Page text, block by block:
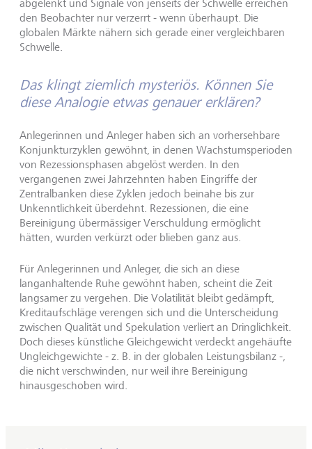
abgelenkt und Signale von jenseits der Schwelle erreichen
den Beobachter nur verzerrt - wenn überhaupt. Die
globalen Märkte nähern sich gerade einer vergleichbaren
Schwelle.
Das klingt ziemlich mysteriös. Können Sie
diese Analogie etwas genauer erklären?
Anlegerinnen und Anleger haben sich an vorhersehbare
Konjunkturzyklen gewöhnt, in denen Wachstumsperioden
von Rezessionsphasen abgelöst werden. In den
vergangenen zwei Jahrzehnten haben Eingriffe der
Zentralbanken diese Zyklen jedoch beinahe bis zur
Unkenntlichkeit überdehnt. Rezessionen, die eine
Bereinigung übermässiger Verschuldung ermöglicht
hätten, wurden verkürzt oder blieben ganz aus.
Für Anlegerinnen und Anleger, die sich an diese
langanhaltende Ruhe gewöhnt haben, scheint die Zeit
langsamer zu vergehen. Die Volatilität bleibt gedämpft,
Kreditaufschläge verengen sich und die Unterscheidung
zwischen Qualität und Spekulation verliert an Dringlichkeit.
Doch dieses künstliche Gleichgewicht verdeckt angehäufte
Ungleichgewichte - z. B. in der globalen Leistungsbilanz -,
die nicht verschwinden, nur weil ihre Bereinigung
hinausgeschoben wird.